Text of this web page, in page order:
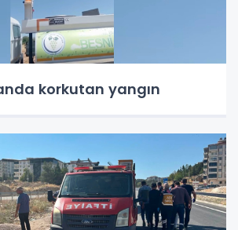
korkutan yangın